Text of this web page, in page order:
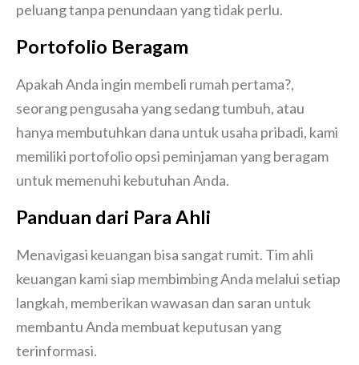
peluang tanpa penundaan yang tidak perlu.
Portofolio Beragam
Apakah Anda ingin membeli rumah pertama?,
seorang pengusaha yang sedang tumbuh, atau
hanya membutuhkan dana untuk usaha pribadi, kami
memiliki portofolio opsi peminjaman yang beragam
untuk memenuhi kebutuhan Anda.
Panduan dari Para Ahli
Menavigasi keuangan bisa sangat rumit. Tim ahli
keuangan kami siap membimbing Anda melalui setiap
langkah, memberikan wawasan dan saran untuk
membantu Anda membuat keputusan yang
terinformasi.